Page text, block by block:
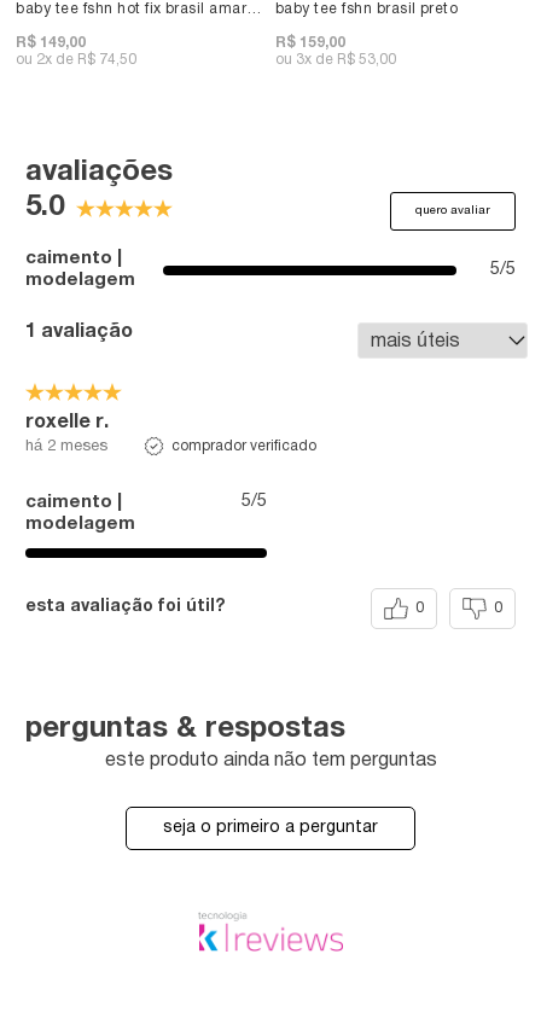
baby tee fshn hot fix brasil amarelo
R$ 149,00
2x R$ 74,50
baby tee fshn brasil preto
R$ 159,00
3x R$ 53,00
avaliações
5.0
caimento |
modelagem
5/5
quero avaliar
1 avaliação
roxelle r.
há 2 meses comprador verificado
caimento |
modelagem
5/5
esta avaliação foi útil? 0 0
perguntas & respostas
este produto ainda não tem perguntas
seja o primeiro a perguntar